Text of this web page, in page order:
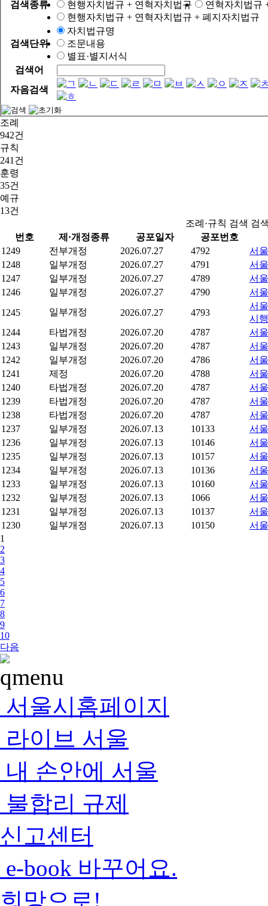
검색종류
현행자치법규 + 연혁자치법규
연혁자치법규
현행자치법규 + 연혁자치법규 + 폐지자치법규
검색단위
자치법규명
조문내용
별표·별지서식
검색어
자음검색
조례
942건
규칙
241건
훈령
35건
예규
13건
조례·규칙 검색 검
번호
제·개정종류 공포일자
공포번호
1249
전부개정 2026.07.27 4792
서
1248
일부개정 2026.07.27 4791
서
1247
일부개정 2026.07.27 4789
서
1246
일부개정 2026.07.27 4790
서
1245
일부개정 2026.07.27 4793
서
시
1244
타법개정 2026.07.20 4787
서
1243
일부개정 2026.07.20 4787
서
1242
일부개정 2026.07.20 4786
서
1241
제정 2026.07.20 4788
서
1240
타법개정 2026.07.20 4787
서
1239
타법개정 2026.07.20 4787
서
1238
타법개정 2026.07.20 4787
서
1237
일부개정 2026.07.13 10133
서
1236
일부개정 2026.07.13 10146
서
1235
일부개정 2026.07.13 10157
서
1234
일부개정 2026.07.13 10136
서
1233
일부개정 2026.07.13 10160
서
1232
일부개정 2026.07.13 1066
서
1231
일부개정 2026.07.13 10137
서
1230
일부개정 2026.07.13 10150
서
1
2
3
4
5
6
7
8
9
10
다음
서울시홈페이지
라이브 서울
내 손안에 서울
불합리 규제
신고센터
e-book 바꾸어요.
희망으로!